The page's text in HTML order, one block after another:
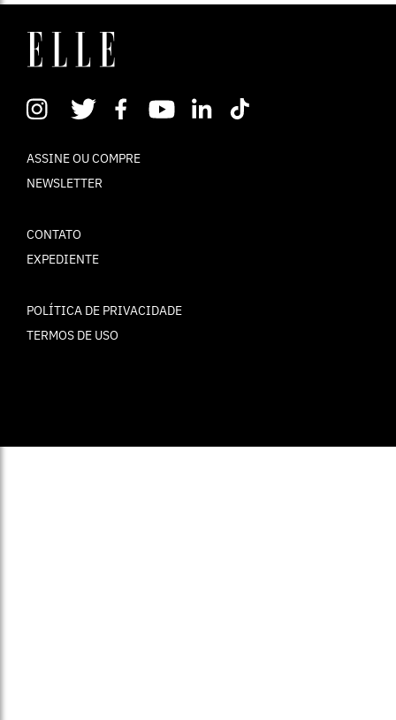
ASSINE OU COMPRE
NEWSLETTER
CONTATO
EXPEDIENTE
POLÍTICA DE PRIVACIDADE
TERMOS DE USO